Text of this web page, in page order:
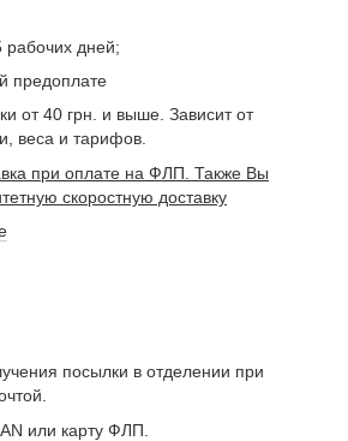
рабочих дней;
предоплате
от 40 грн. и выше. Зависит от
веса и тарифов.
при оплате на ФЛП. Также Вы
скоростную доставку
посылки в отделении при
или карту ФЛП.